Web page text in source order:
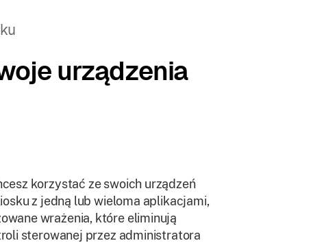
urządzenia
korzystać ze swoich urządzeń
z jedną lub wieloma aplikacjami,
wrażenia, które eliminują
sterowanej przez administratora